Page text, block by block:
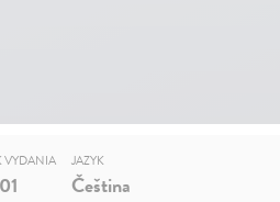
VYDANIA JAZYK
Čeština